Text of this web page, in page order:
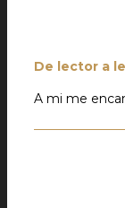
De lector a
A mi me